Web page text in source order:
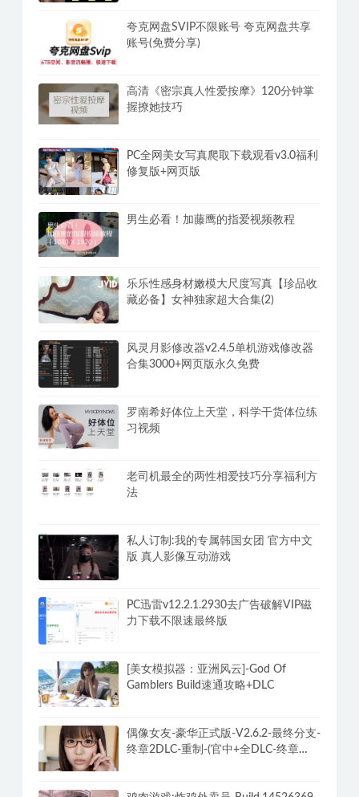
夸克网盘SVIP不限账号 夸克网盘共享
账号(免费分享)
高清《密宗真人性爱按摩》120分钟掌
握撩她技巧
PC全网美女写真爬取下载观看v3.0福利
修复版+网页版
男生必看！加藤鹰的指爱视频教程
乐乐性感身材嫩模大尺度写真【珍品收
藏必备】女神独家超大合集(2)
风灵月影修改器v2.4.5单机游戏修改器
合集3000+网页版永久免费
罗南希好体位上天堂，科学干货体位练
习视频
老司机最全的两性相爱技巧分享福利方
法
私人订制:我的专属韩国女团 官方中文
版 真人影像互动游戏
PC迅雷v12.2.1.2930去广告破解VIP磁
力下载不限速最终版
[美女模拟器：亚洲风云]-God Of
Gamblers Build速通攻略+DLC
偶像女友-豪华正式版-V2.6.2-最终分支-
终章2DLC-重制-(官中+全DLC-终章